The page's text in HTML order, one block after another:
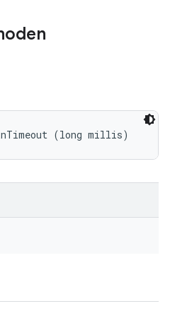
(long millis)